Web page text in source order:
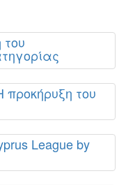
προκήρυξη του
League by